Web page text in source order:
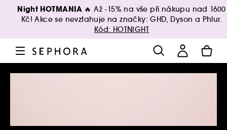
Night HOTMANIA 🔥 Až -15% na vše při nákupu nad 1600
Kč! Akce se nevztahuje na značky: GHD, Dyson a Phlur.
Kód: HOTNIGHT